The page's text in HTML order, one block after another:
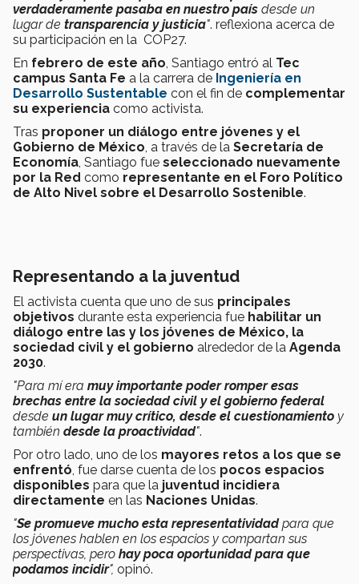
verdaderamente pasaba en nuestro país desde un
lugar de transparencia y justicia". reflexiona acerca de
su participación en la COP27.
En febrero de este año, Santiago entró al Tec
campus Santa Fe a la carrera de Ingeniería en
Desarrollo Sustentable con el fin de complementar
su experiencia como activista.
Tras proponer un diálogo entre jóvenes y el
Gobierno de México, a través de la Secretaría de
Economía, Santiago fue seleccionado nuevamente
por la Red como representante en el Foro Político
de Alto Nivel sobre el Desarrollo Sostenible.
Representando a la juventud
El activista cuenta que uno de sus principales
objetivos durante esta experiencia fue habilitar un
diálogo entre las y los jóvenes de México, la
sociedad civil y el gobierno alrededor de la Agenda
2030.
"Para mí era muy importante poder romper esas
brechas entre la sociedad civil y el gobierno federal
desde un lugar muy crítico, desde el cuestionamiento y
también desde la proactividad".
Por otro lado, uno de los mayores retos a los que se
enfrentó, fue darse cuenta de los pocos espacios
disponibles para que la juventud incidiera
directamente en las Naciones Unidas.
"Se promueve mucho esta representatividadpara que
los jóvenes hablen en los espacios y compartan sus
perspectivas, pero hay poca oportunidad para que
podamos incidir", opinó.